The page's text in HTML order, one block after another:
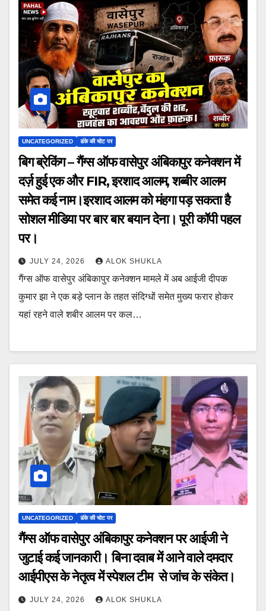
UNCATEGORIZED डंके की चोट पर
बिग ब्रेकिंग – गैंग्स ऑफ वासेपुर अंबिकापुर कनेक्शन में
दर्ज़ हुई एक और FIR, इरशाद आलम, शब्बीर आलम
समेत कई नाम।इरशाद आलम को मंहगा पड़ सकता है
सोशल मीडिया पर बार बार बयान देना। पूरी कॉपी पहल
पर।
JULY 24, 2026 ALOK SHUKLA
गैंग्स ऑफ वासेपुर अंबिकापुर कनेक्शन मामले में अब आईजी दीपक
कुमार झा ने एक बड़े प्लान के तहत संदिग्धों समेत मुख्य फरार होकर
यहां रहने वाले शबीर आलम पर कल…
UNCATEGORIZED डंके की चोट पर
गैंग्स ऑफ वासेपुर अंबिकापुर कनेक्शन पर आईजी ने
जुटाई कई जानकारी। बिना दवाब में आने वाले दमदार
आईपीएस के नेतृत्व में स्पेशल टीम से जांच के संकेत।
JULY 24, 2026 ALOK SHUKLA